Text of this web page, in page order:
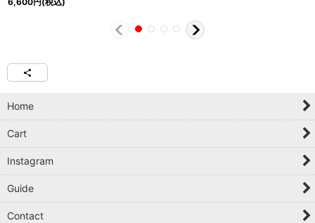
Home
Cart
Instagram
Guide
Contact